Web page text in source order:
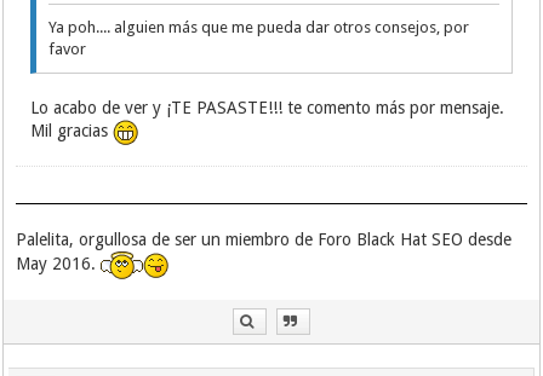
Ya poh.... alguien más que me pueda dar otros consejos, por
favor
Lo acabo de ver y ¡TE PASASTE!!! te comento más por mensaje.
Mil gracias
Palelita, orgullosa de ser un miembro de Foro Black Hat SEO desde
May 2016.